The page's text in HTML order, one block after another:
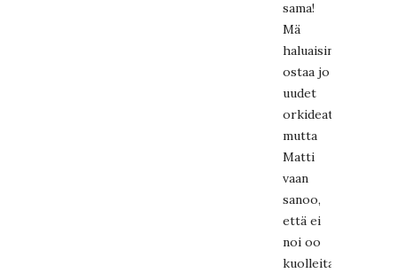
sama!
Mä
haluaisin
ostaa jo
uudet
orkideat,
mutta
Matti
vaan
sanoo,
että ei
noi oo
kuolleita,